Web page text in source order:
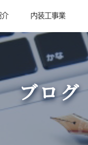
介 内装工事業
ブログ